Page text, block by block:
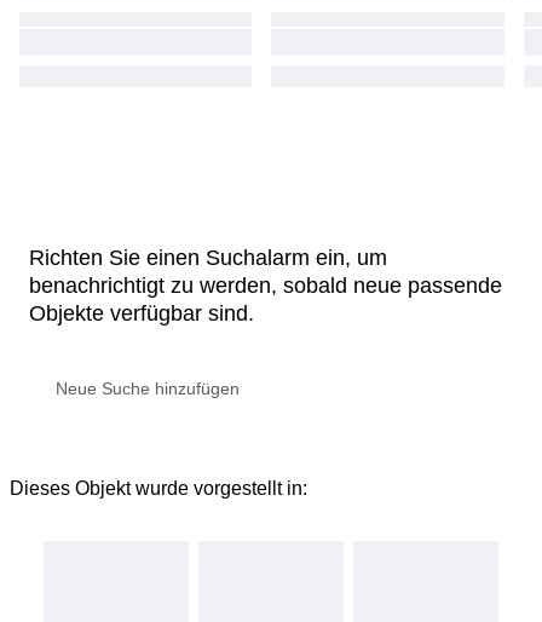
Richten Sie einen Suchalarm ein, um
benachrichtigt zu werden, sobald neue passende
Objekte verfügbar sind.
Dieses Objekt wurde vorgestellt in: